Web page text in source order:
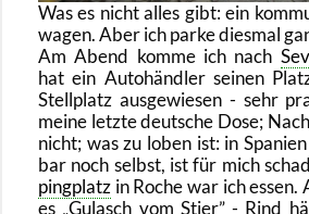
Was es nicht alles gibt: ein
wa­gen. Aber ich parke dies­mal
Am Abend komme ich nach
hat ein Au­to­händ­ler sei­nen
Stell­platz aus­ge­wie­sen - sehr
meine letz­te deut­sche Dose;
nicht; was zu loben ist: in
bar noch selbst, ist für mich
ping­platz in Roche war ich
es Gu­lasch vom Stier - Rind